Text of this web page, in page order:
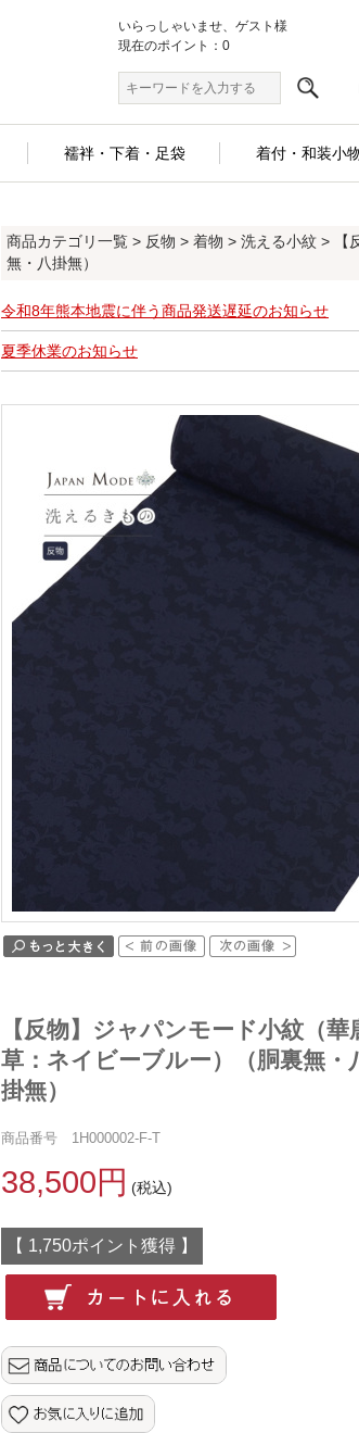
いらっしゃいませ、ゲスト様
現在のポイント：0
襦袢・下着・足袋 着付・和装小
商品カテゴリ一覧 > 反物 > 着物 > 洗える小紋 > 【
無・八掛無）
令和8年熊本地震に伴う商品発送遅延のお知らせ
夏季休業のお知らせ
【反物】ジャパンモード小紋（華
草：ネイビーブルー）（胴裏無・
掛無）
商品番号 1H000002-F-T
38,500円 (税込)
【 1,750ポイント獲得 】